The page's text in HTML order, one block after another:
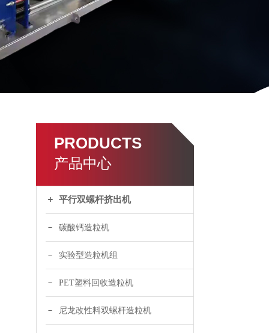
PRODUCTS
产品中心
平行双螺杆挤出机
碳酸钙造粒机
实验型造粒机组
PET塑料回收造粒机
尼龙改性料双螺杆造粒机